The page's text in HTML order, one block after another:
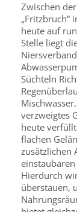
Zwischen
„Fritzbruch“
heute auf
Stelle liegt
Süchteln
verzweigtes
heute
flachen
zusätzlichen
Hierdurch
überstauen,